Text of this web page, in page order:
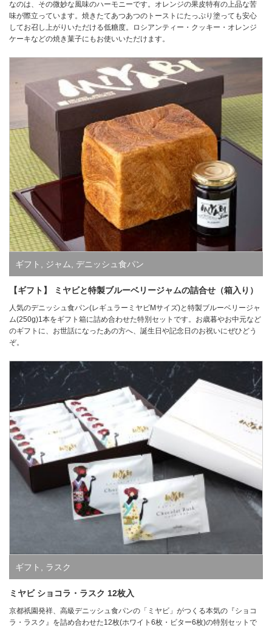
なのは、その微妙な風味のハーモニーです。オレンジの果皮特有の上品な苦
味が際立っています。焼きたてあつあつのトーストにたっぷり塗っても安心
してお召し上がりいただける低糖度。ロシアンティー・クッキー・オレンジ
ケーキなどの焼き菓子にもお使いいただけます。
ギフト ジャム デニッシュ食パン
【ギフト】 ミヤビと特製ブルーベリージャムの詰合せ（箱入り）
人気のデニッシュ食パン(レギュラーミヤビMサイズ)と特製ブルーベリージャ
ム(250g)1本をギフト箱に詰め合わせた特別セットです。お歳暮やお中元など
のギフトに、お世話になったあの方へ、誕生日や記念日のお祝いにぜひどう
ぞ。
ギフト , ラスク
ミヤビ ショコラ・ラスク 12枚入
京都祇園発祥、高級デニッシュ食パンの「ミヤビ」がつくる本気の『ショコ
ラ・ラスク』を詰め合わせた12枚(ホワイト6枚・ビター6枚)の特別セットで